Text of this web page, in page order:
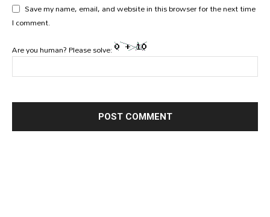
Save my name, email, and website in this browser for the next time
I comment.
Are you human? Please solve: